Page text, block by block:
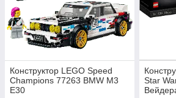
Конструктор LEGO Speed
Champions 77263 BMW M3
E30
Star